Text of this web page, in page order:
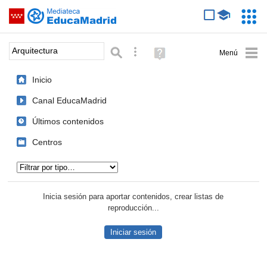
Saltar navegación
Palabra o frase: Búsqueda avanzada
Ayuda
(en
Inicio
Canal EducaMadrid
Últimos contenidos
Centros
Inicia sesión para aportar contenidos, crear listas de
reproducción...
Iniciar sesión